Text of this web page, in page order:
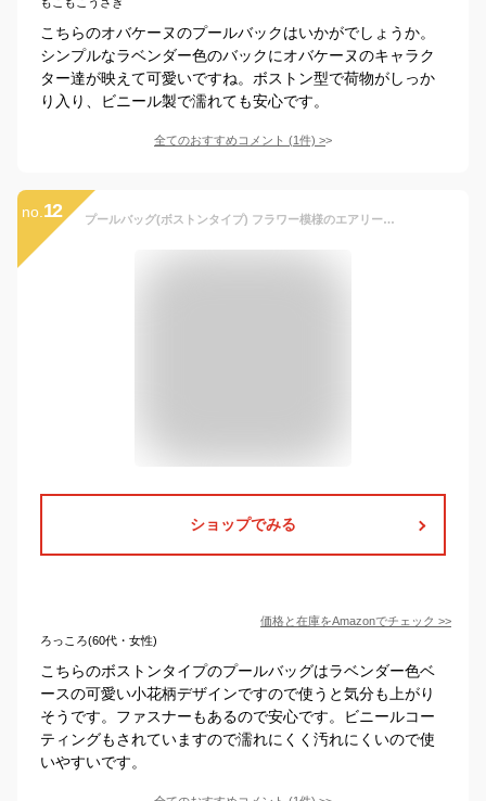
こちらのオバケーヌのプールバックはいかがでしょうか。
シンプルなラベンダー色のバックにオバケーヌのキャラク
ター達が映えて可愛いですね。ボストン型で荷物がしっか
り入り、ビニール製で濡れても安心です。
全てのおすすめコメント (1件) >
no. 12 プールバッグ(ボストンタイプ) フラワー模様のエアリーシャワー(ラベンダー) N2909600
ショップでみる
価格と在庫をAmazonでチェック >>
ろっころ(60代・女性)
こちらのボストンタイプのプールバッグはラベンダー色ベ
ースの可愛い小花柄デザインですので使うと気分も上がり
そうです。ファスナーもあるので安心です。ビニールコー
ティングもされていますので濡れにくく汚れにくいので使
いやすいです。